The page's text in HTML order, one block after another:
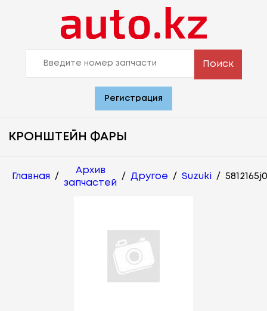
Поиск
Регистрация
КРОНШТЕЙН ФАРЫ
Главная /
Архив
запчастей
/ Другое / Suzuki /